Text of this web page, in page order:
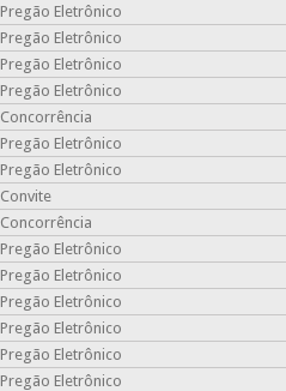
Pregão Eletrônico
Pregão Eletrônico
Pregão Eletrônico
Pregão Eletrônico
Concorrência
Pregão Eletrônico
Pregão Eletrônico
Convite
Concorrência
Pregão Eletrônico
Pregão Eletrônico
Pregão Eletrônico
Pregão Eletrônico
Pregão Eletrônico
Pregão Eletrônico